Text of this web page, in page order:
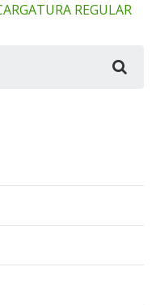
REGULAR